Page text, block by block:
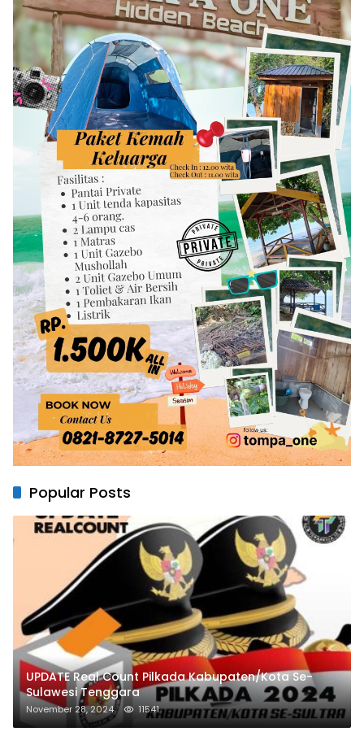
Popular Posts
UPDATE Real Count Pilkada Kabupaten/Kota Se-
Sulawesi Tenggara
November 28, 2024 11541